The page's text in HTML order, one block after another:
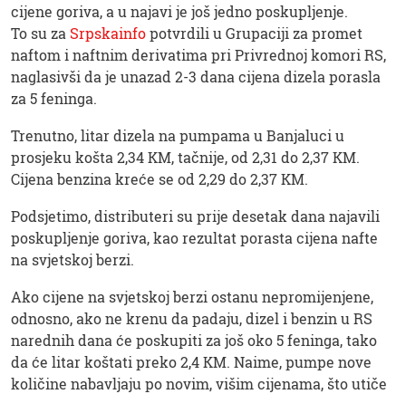
cijene goriva, a u najavi je još jedno poskupljenje.
To su za Srpskainfopotvrdili u Grupaciji za promet
naftom i naftnim derivatima pri Privrednoj komori RS,
naglasivši da je unazad 2-3 dana cijena dizela porasla
za 5 feninga.
Trenutno, litar dizela na pumpama u Banjaluci u
prosjeku košta 2,34 KM, tačnije, od 2,31 do 2,37 KM.
Cijena benzina kreće se od 2,29 do 2,37 KM.
Podsjetimo, distributeri su prije desetak dana najavili
poskupljenje goriva, kao rezultat porasta cijena nafte
na svjetskoj berzi.
Ako cijene na svjetskoj berzi ostanu nepromijenjene,
odnosno, ako ne krenu da padaju, dizel i benzin u RS
narednih dana će poskupiti za još oko 5 feninga, tako
da će litar koštati preko 2,4 KM. Naime, pumpe nove
količine nabavljaju po novim, višim cijenama, što utiče